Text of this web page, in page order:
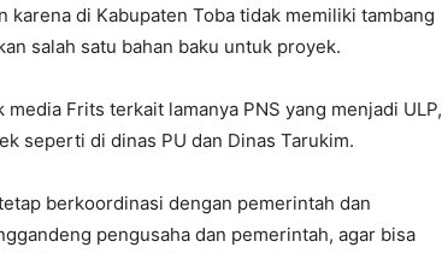
karena di Kabupaten Toba tidak memiliki tambang
salah satu bahan baku untuk proyek.
Frits terkait lamanya PNS yang menjadi ULP,
seperti di dinas PU dan Dinas Tarukim.
berkoordinasi dengan pemerintah dan
pengusaha dan pemerintah, agar bisa